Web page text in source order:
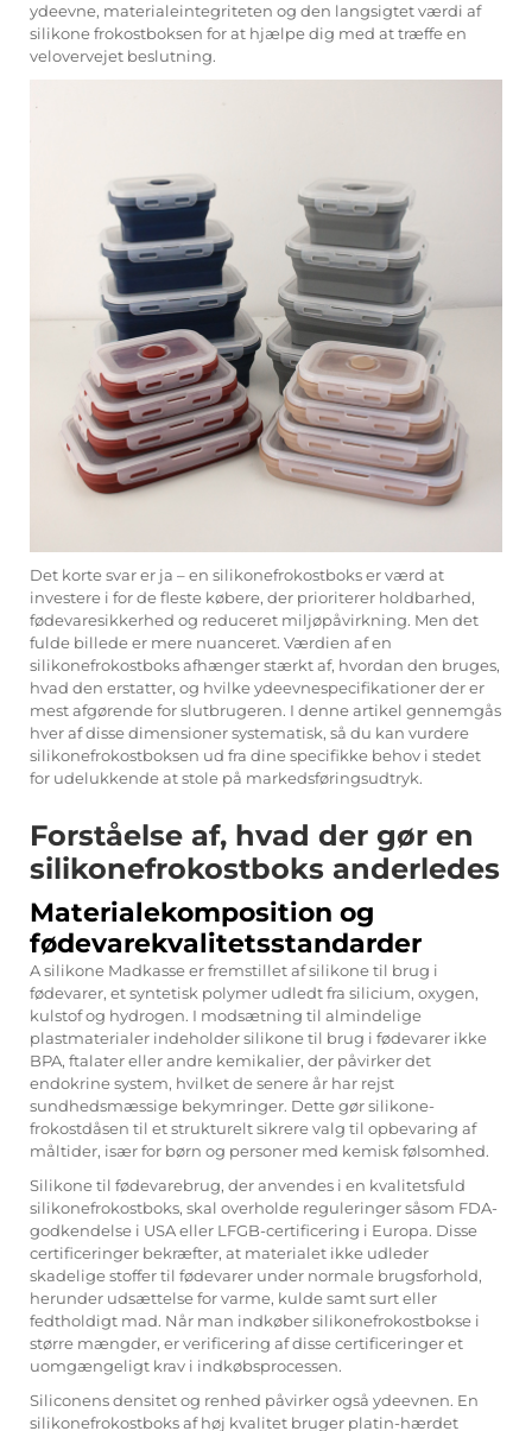
ydeevne, materialeintegriteten og den langsigtet værdi af
silikone frokostboksen for at hjælpe dig med at træffe en
velovervejet beslutning.
Det korte svar er ja – en silikonefrokostboks er værd at
investere i for de fleste købere, der prioriterer holdbarhed,
fødevaresikkerhed og reduceret miljøpåvirkning. Men det
fulde billede er mere nuanceret. Værdien af en
silikonefrokostboks afhænger stærkt af, hvordan den bruges,
hvad den erstatter, og hvilke ydeevnespecifikationer der er
mest afgørende for slutbrugeren. I denne artikel gennemgås
hver af disse dimensioner systematisk, så du kan vurdere
silikonefrokostboksen ud fra dine specifikke behov i stedet
for udelukkende at stole på markedsføringsudtryk.
Forståelse af, hvad der gør en
silikonefrokostboks anderledes
Materialekomposition og
fødevarekvalitetsstandarder
Asilikone Madkasseer fremstillet af silikone til brug i
fødevarer, et syntetisk polymer udledt fra silicium, oxygen,
kulstof og hydrogen. I modsætning til almindelige
plastmaterialer indeholder silikone til brug i fødevarer ikke
BPA, ftalater eller andre kemikalier, der påvirker det
endokrine system, hvilket de senere år har rejst
sundhedsmæssige bekymringer. Dette gør silikone-
frokostdåsen til et strukturelt sikrere valg til opbevaring af
måltider, især for børn og personer med kemisk følsomhed.
Silikone til fødevarebrug, der anvendes i en kvalitetsfuld
silikonefrokostboks, skal overholde reguleringer såsom FDA-
godkendelse i USA eller LFGB-certificering i Europa. Disse
certificeringer bekræfter, at materialet ikke udleder
skadelige stoffer til fødevarer under normale brugsforhold,
herunder udsættelse for varme, kulde samt surt eller
fedtholdigt mad. Når man indkøber silikonefrokostbokse i
større mængder, er verificering af disse certificeringer et
uomgængeligt krav i indkøbsprocessen.
Siliconens densitet og renhed påvirker også ydeevnen. En
silikonefrokostboks af høj kvalitet bruger platin-hærdet